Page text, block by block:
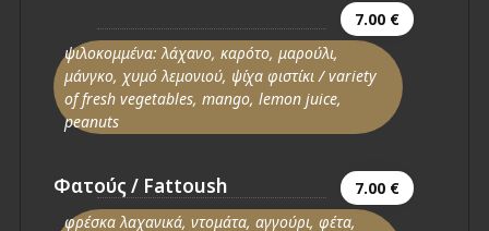
7.00 €
ψιλοκομμένα: λάχανo, καρότο, μαρούλι,
μάνγκο, χυμό λεμονιού, ψίχα φιστίκι / variety
of fresh vegetables, mango, lemon juice,
peanuts
Φατούς / Fattoush
7.00 €
φρέσκα λαχανικά, ντομάτα, αγγούρι, φέτα,